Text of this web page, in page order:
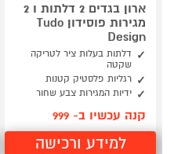
ארון בגדים 2 דלתות ו 2
מגירות פוסידון Tudo
Design
דלתות בעלות ציר לטריקה
שקטה
רגליות פלסטיק קטנות
ידיות המגירות צבע שחור
קנה עכשיו ב- 999
למידע ורכישה